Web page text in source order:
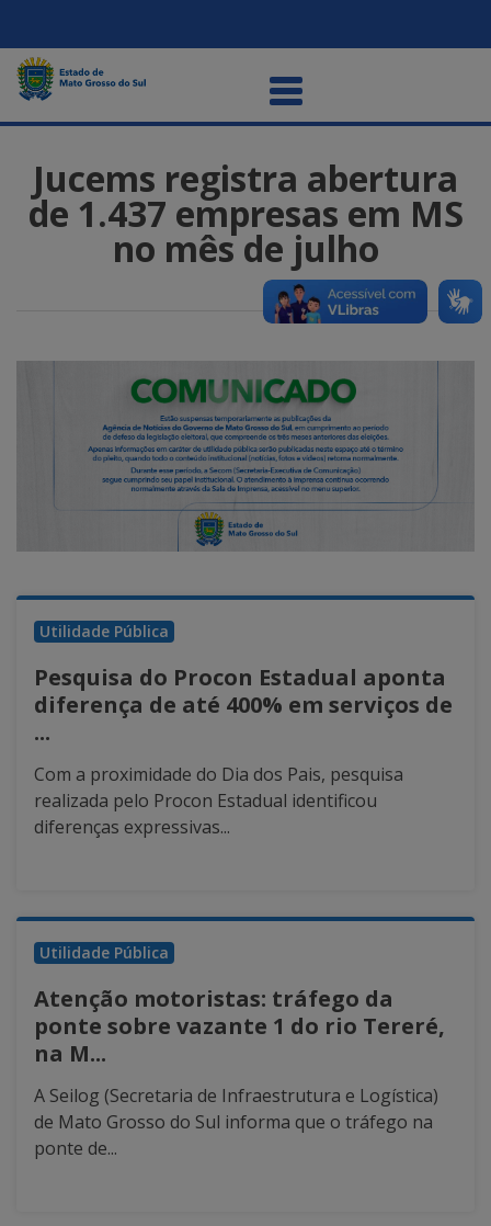
Jucems registra abertura
de 1.437 empresas em MS
no mês de julho
Utilidade Pública
Pesquisa do Procon Estadual aponta
diferença de até 400% em serviços de
...
Com a proximidade do Dia dos Pais, pesquisa
realizada pelo Procon Estadual identificou
diferenças expressivas...
Utilidade Pública
Atenção motoristas: tráfego da
ponte sobre vazante 1 do rio Tereré,
na M...
A Seilog (Secretaria de Infraestrutura e Logística)
de Mato Grosso do Sul informa que o tráfego na
ponte de...